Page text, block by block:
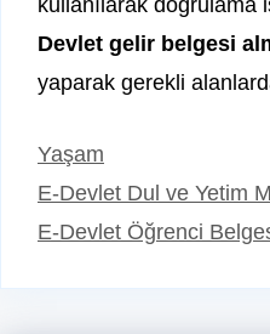
kullanılarak doğrulama
Devlet gelir belgesi
yaparak gerekli
Kategoriler
Yaşam
E-Devlet Dul ve Yetim
E-Devlet Öğrenci